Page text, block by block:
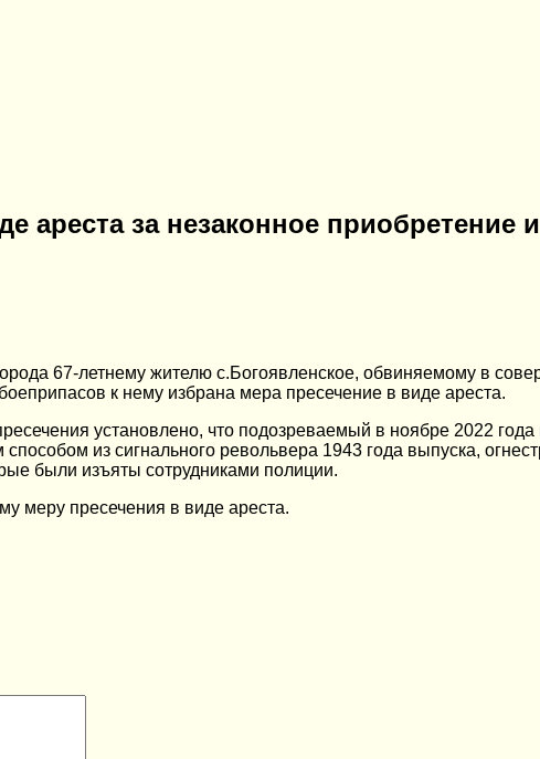
ареста за незаконное
67-летнему жителю с.Богоявленское, обвиняемому в
к нему избрана мера пресечение в виде ареста.
установлено, что подозреваемый в ноябре 2022
из сигнального револьвера 1943 года выпуска,
были изъяты сотрудниками полиции.
меру пресечения в виде ареста.